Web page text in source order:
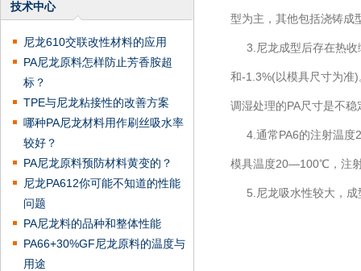
技术中心
尼龙610交联改性材料的应用
PA尼龙原料怎样防止芳香胺超
标？
TPE与尼龙粘接性的改善方案
哪种PA尼龙材料用作刷丝吸水率
较好？
PA尼龙原料预防材料黄变的？
尼龙PA612你可能不知道的性能
问题
PA尼龙料的品种和整体性能
PA66+30%GF尼龙原料的温度与
用途
型为主，其他包括浇铸成
3.尼龙成型后存在热收
和-1.3%(以模具尺寸为
调湿处理的PA尺寸是不稳
4.通常PA6的注射温度
模具温度20—100℃，注
5.尼龙吸水性较大，成